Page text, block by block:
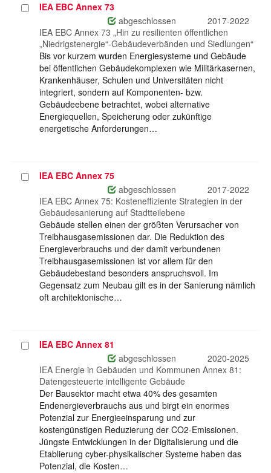
ProjektIEA EBC Annex 73
abgeschlossen
2017-2022
IEA EBC Annex 73 „Hin zu resilienten öffentlichen
„Niedrigstenergie“-Gebäudeverbänden und Siedlungen“
Bis vor kurzem wurden Energiesysteme und Gebäude
bei öffentlichen Gebäudekomplexen wie Militärkasernen,
Krankenhäuser, Schulen und Universitäten nicht
integriert, sondern auf Komponenten- bzw.
Gebäudeebene betrachtet, wobei alternative
Energiequellen, Speicherung oder zukünftige
energetische Anforderungen…
ProjektIEA EBC Annex 75
abgeschlossen
2017-2022
IEA EBC Annex 75: Kosteneffiziente Strategien in der
Gebäudesanierung auf Stadtteilebene
Gebäude stellen einen der größten Verursacher von
Treibhausgasemissionen dar. Die Reduktion des
Energieverbrauchs und der damit verbundenen
Treibhausgasemissionen ist vor allem für den
Gebäudebestand besonders anspruchsvoll. Im
Gegensatz zum Neubau gilt es in der Sanierung nämlich
oft architektonische…
ProjektIEA EBC Annex 81
abgeschlossen
2020-2025
IEA Energie in Gebäuden und Kommunen Annex 81:
Datengesteuerte intelligente Gebäude
Der Bausektor macht etwa 40% des gesamten
Endenergieverbrauchs aus und birgt ein enormes
Potenzial zur Energieeinsparung und zur
kostengünstigen Reduzierung der CO2-Emissionen.
Jüngste Entwicklungen in der Digitalisierung und die
Etablierung cyber-physikalischer Systeme haben das
Potenzial, die Kosten…